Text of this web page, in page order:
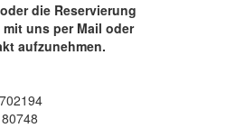
die Reservierung
uns per Mail oder
aufzunehmen.